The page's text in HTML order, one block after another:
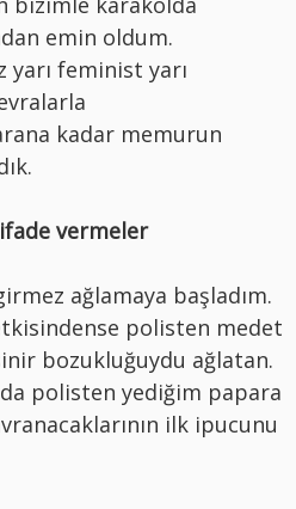
emin oldum.
yarı feminist yarı
kadar memurun
vermeler
ağlamaya başladım.
polisten medet
bozukluğuydu ağlatan.
polisten yediğim papara
ilk ipucunu